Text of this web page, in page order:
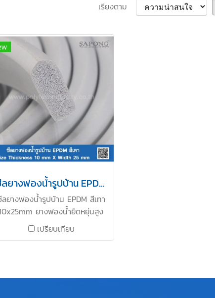
เรียงตาม
ซีลยางฟองน้ำรูปบ้าน EPDM สีเทา 10x25mm
ยางฟองน้ำรูปบ้าน EPDM สีเทา
ยางฟองน้ำยืดหยุ่นสูง
คืนตัวได้ดี ทนความร้อนสูง Tel :
เปรียบเทียบ